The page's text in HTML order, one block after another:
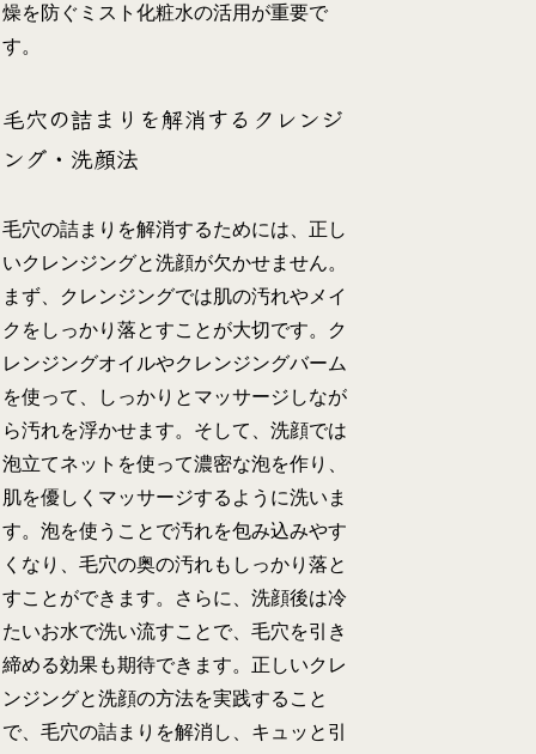
燥を防ぐミスト化粧水の活用が重要で
す。
毛穴の詰まりを解消するクレンジ
ング・洗顔法
毛穴の詰まりを解消するためには、正し
いクレンジングと洗顔が欠かせません。
まず、クレンジングでは肌の汚れやメイ
クをしっかり落とすことが大切です。ク
レンジングオイルやクレンジングバーム
を使って、しっかりとマッサージしなが
ら汚れを浮かせます。そして、洗顔では
泡立てネットを使って濃密な泡を作り、
肌を優しくマッサージするように洗いま
す。泡を使うことで汚れを包み込みやす
くなり、毛穴の奥の汚れもしっかり落と
すことができます。さらに、洗顔後は冷
たいお水で洗い流すことで、毛穴を引き
締める効果も期待できます。正しいクレ
ンジングと洗顔の方法を実践すること
で、毛穴の詰まりを解消し、キュッと引